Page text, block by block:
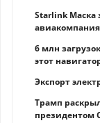
Starlink Маска
6 млн
этот
Экспорт
Трамп
президентом